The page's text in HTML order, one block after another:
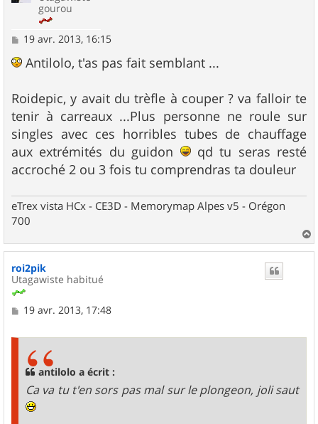
gourou
M
s
g
e
19 avr. 2013, 16:15
Antilolo, t'as pas fait semblant ...
Roidepic, y avait du trèfle à couper ? va falloir te
tenir à carreaux ...Plus personne ne roule sur
singles avec ces horribles tubes de chauffage
aux extrémités du guidon
qd tu seras resté
accroché 2 ou 3 fois tu comprendras ta douleur
eTrex vista HCx - CE3D - Memorymap Alpes v5 - Orégon
700
a
roi2pik
Utagawiste habitué
M19 avr. 2013, 17:48
antilolo a écrit :
Ca va tu t'en sors pas mal sur le plongeon, joli saut